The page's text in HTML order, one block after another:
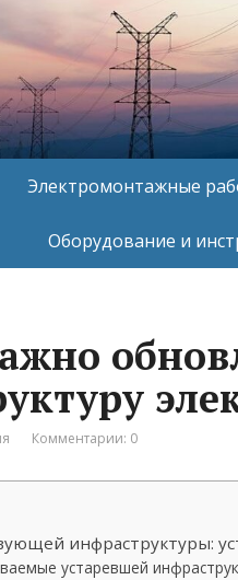
Электромонтажные
Оборудование и
Комментарии: 0
инфраструктуры:
устаревшей